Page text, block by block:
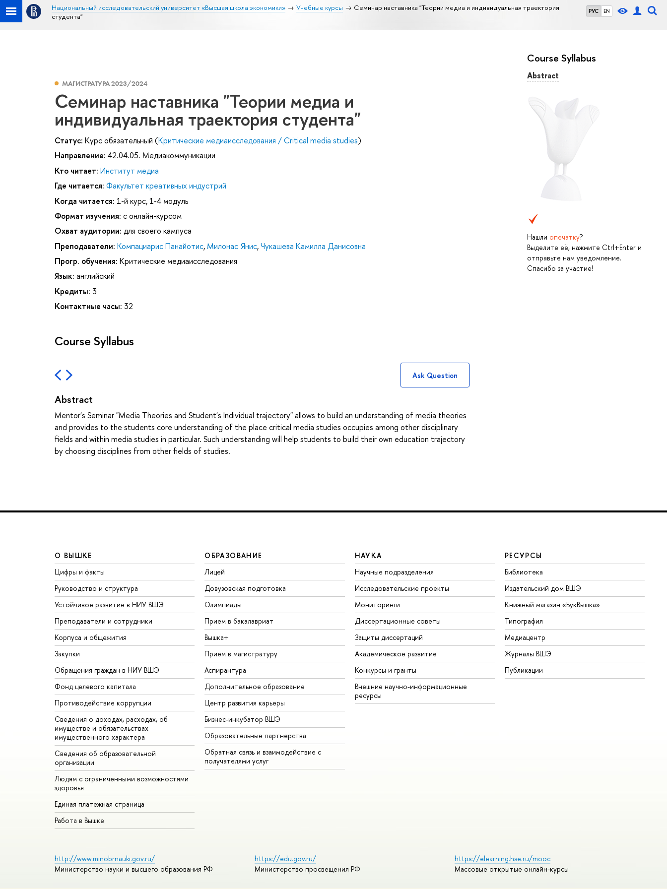
РУС EN
Национальный исследовательский университет «Высшая школа экономики» Учебные курсы
Семинар наставника "Теории медиа и индивидуальная траектория
студента"
Course Syllabus
Abstract
Нашли опечатку?
Выделите её, нажмите Ctrl+Enter и
отправьте нам уведомление.
Спасибо за участие!
МАГИСТРАТУРА 2023/2024
Семинар наставника "Теории медиа и
индивидуальная траектория студента"
Статус: Курс обязательный (Критические медиаисследования / Critical media studies)
Направление: 42.04.05. Медиакоммуникации
Кто читает: Институт медиа
Где читается: Факультет креативных индустрий
Когда читается: 1-й курс, 1-4 модуль
Формат изучения: с онлайн-курсом
Охват аудитории: для своего кампуса
Преподаватели: Компациарис Панайотис, Милонас Янис,Чукашева Камилла Данисовна
Прогр. обучения: Критические медиаисследования
Язык: английский
Кредиты: 3
Контактные часы: 32
Course Syllabus
Ask Question
Abstract
Mentor's Seminar "Media Theories and Student's Individual trajectory" allows to build an understanding of media theories
and provides to the students core understanding of the place critical media studies occupies among other disciplinary
fields and within media studies in particular. Such understanding will help students to build their own education trajectory
by choosing disciplines from other fields of studies.
О ВЫШКЕ
Цифры и факты
Руководство и структура
Устойчивое развитие в НИУ ВШЭ
Преподаватели и сотрудники
Корпуса и общежития
Закупки
Обращения граждан в НИУ ВШЭ
Фонд целевого капитала
Противодействие коррупции
Сведения о доходах, расходах, об
имуществе и обязательствах
имущественного характера
Сведения об образовательной
организации
Людям с ограниченными возможностями
здоровья
Единая платежная страница
Работа в Вышке
ОБРАЗОВАНИЕ
Лицей
Довузовская подготовка
Олимпиады
Прием в бакалавриат
Вышка+
Прием в магистратуру
Аспирантура
Дополнительное образование
Центр развития карьеры
Бизнес-инкубатор ВШЭ
Образовательные партнерства
Обратная связь и взаимодействие с
получателями услуг
НАУКА
Научные подразделения
Исследовательские проекты
Мониторинги
Диссертационные советы
Защиты диссертаций
Академическое развитие
Конкурсы и гранты
Внешние научно-информационные
ресурсы
РЕСУРСЫ
Библиотека
Издательский дом ВШЭ
Книжный магазин «БукВышка»
Типография
Медиацентр
Журналы ВШЭ
Публикации
http://www.minobrnauki.gov.ru/
Министерство науки и высшего образования РФ
https://edu.gov.ru/
Министерство просвещения РФ
https://elearning.hse.ru/mooc
Массовые открытые онлайн-курсы